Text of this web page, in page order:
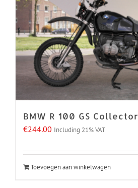
BMW R 100 GS Collector
€244.00 Including 21% VAT
Toevoegen aan winkelwagen